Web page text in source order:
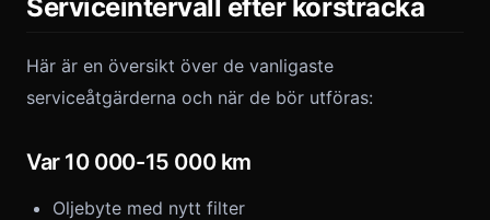
Serviceintervall efter körsträcka
Här är en översikt över de vanligaste
serviceåtgärderna och när de bör utföras:
Var 10 000-15 000 km
Oljebyte med nytt filter